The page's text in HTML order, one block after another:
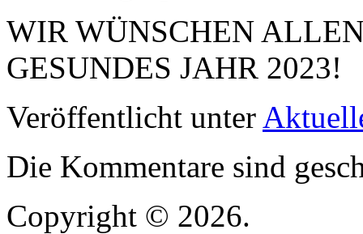
WIR WÜNSCHEN
GESUNDES JAHR 2023!
Veröffentlicht unter
Die Kommentare sind
Copyright © 2026.